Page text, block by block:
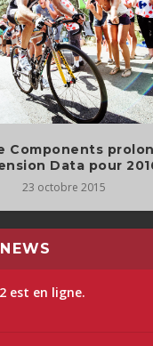
Components
Data pour
23 octobre 2015
est en ligne.